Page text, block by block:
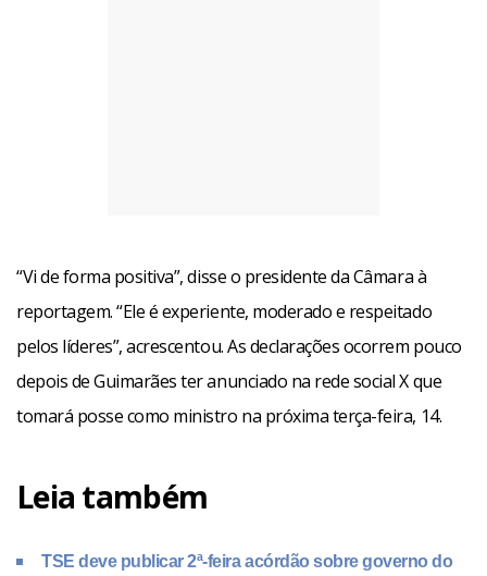
“Vi de forma positiva”, disse o presidente da Câmara à
reportagem. “Ele é experiente, moderado e respeitado
pelos líderes”, acrescentou. As declarações ocorrem pouco
depois de Guimarães ter anunciado na rede social X que
tomará posse como ministro na próxima terça-feira, 14.
Leia também
TSE deve publicar 2ª-feira acórdão sobre governo do